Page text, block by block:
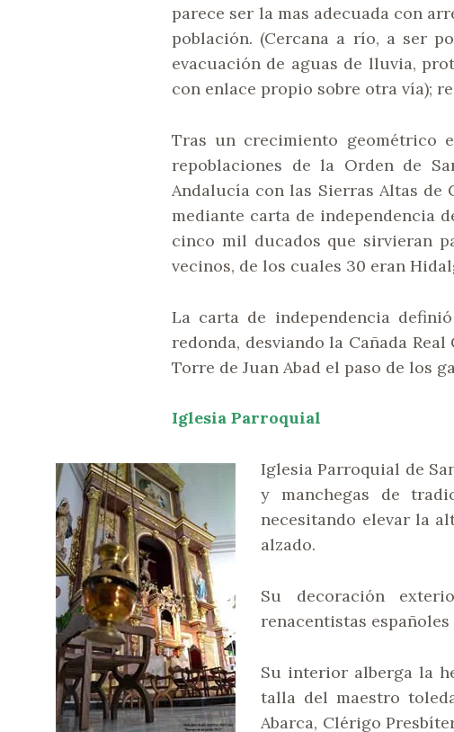
parece ser la mas adecuada con
población. (Cercana a río, a ser
evacuación de aguas de lluvia,
con enlace propio sobre otra vía);
Tras un crecimiento geométrico
repoblaciones de la Orden de
Andalucía con las Sierras Altas de
mediante carta de independencia
cinco mil ducados que sirvieran
vecinos, de los cuales 30 eran
La carta de independencia
redonda, desviando la Cañada
Torre de Juan Abad el paso de los
Iglesia Parroquial
Iglesia Parroquial de
y manchegas de
necesitando elevar la
alzado.
Su decoración
renacentistas españoles
Su interior alberga la
talla del maestro
Abarca, Clérigo